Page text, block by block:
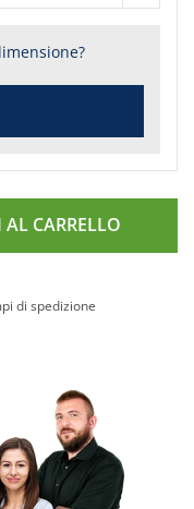
CARRELLO
di spedizione